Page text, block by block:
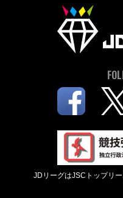
JDリーグはJSCトップリ